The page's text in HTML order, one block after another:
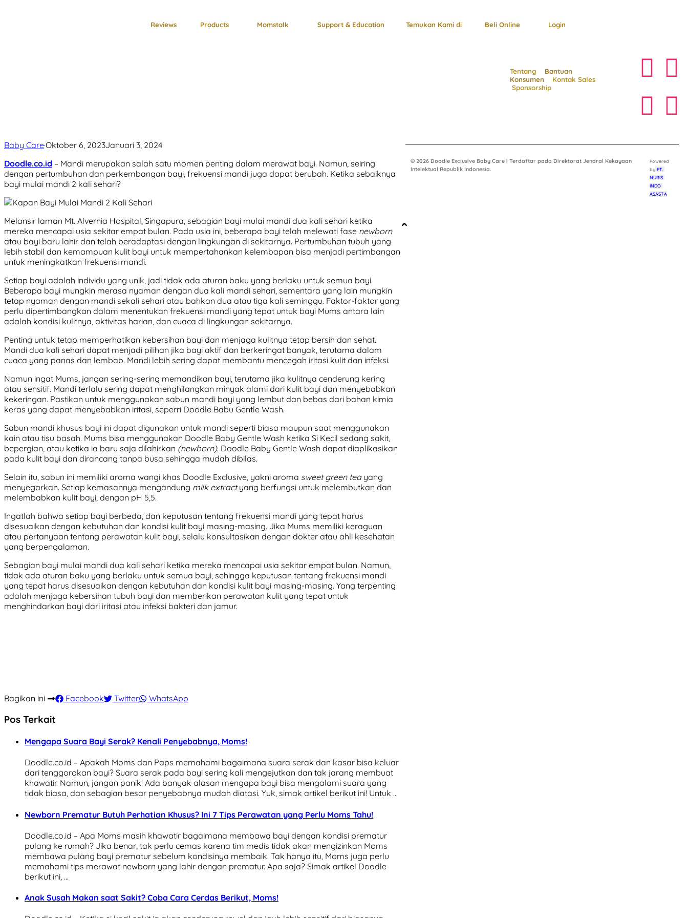
Reviews Products Momstalk Support & Education Temukan Kami di Beli Online Login
Baby Care·Oktober 6, 2023Januari 3, 2024
Doodle.co.id – Mandi merupakan salah satu momen penting dalam merawat bayi. Namun, seiring
dengan pertumbuhan dan perkembangan bayi, frekuensi mandi juga dapat berubah. Ketika sebaiknya
bayi mulai mandi 2 kali sehari?
Melansir laman Mt. Alvernia Hospital, Singapura, sebagian bayi mulai mandi dua kali sehari ketika
mereka mencapai usia sekitar empat bulan. Pada usia ini, beberapa bayi telah melewati fase newborn
atau bayi baru lahir dan telah beradaptasi dengan lingkungan di sekitarnya. Pertumbuhan tubuh yang
lebih stabil dan kemampuan kulit bayi untuk mempertahankan kelembapan bisa menjadi pertimbangan
untuk meningkatkan frekuensi mandi.
Setiap bayi adalah individu yang unik, jadi tidak ada aturan baku yang berlaku untuk semua bayi.
Beberapa bayi mungkin merasa nyaman dengan dua kali mandi sehari, sementara yang lain mungkin
tetap nyaman dengan mandi sekali sehari atau bahkan dua atau tiga kali seminggu. Faktor-faktor yang
perlu dipertimbangkan dalam menentukan frekuensi mandi yang tepat untuk bayi Mums antara lain
adalah kondisi kulitnya, aktivitas harian, dan cuaca di lingkungan sekitarnya.
Penting untuk tetap memperhatikan kebersihan bayi dan menjaga kulitnya tetap bersih dan sehat.
Mandi dua kali sehari dapat menjadi pilihan jika bayi aktif dan berkeringat banyak, terutama dalam
cuaca yang panas dan lembab. Mandi lebih sering dapat membantu mencegah iritasi kulit dan infeksi.
Namun ingat Mums, jangan sering-sering memandikan bayi, terutama jika kulitnya cenderung kering
atau sensitif. Mandi terlalu sering dapat menghilangkan minyak alami dari kulit bayi dan menyebabkan
kekeringan. Pastikan untuk menggunakan sabun mandi bayi yang lembut dan bebas dari bahan kimia
keras yang dapat menyebabkan iritasi, seperri Doodle Babu Gentle Wash.
Sabun mandi khusus bayi ini dapat digunakan untuk mandi seperti biasa maupun saat menggunakan
kain atau tisu basah. Mums bisa menggunakan Doodle Baby Gentle Wash ketika Si Kecil sedang sakit,
bepergian, atau ketika ia baru saja dilahirkan (newborn). Doodle Baby Gentle Wash dapat diaplikasikan
pada kulit bayi dan dirancang tanpa busa sehingga mudah dibilas.
Selain itu, sabun ini memiliki aroma wangi khas Doodle Exclusive, yakni aroma sweet green tea yang
menyegarkan. Setiap kemasannya mengandung milk extractyang berfungsi untuk melembutkan dan
melembabkan kulit bayi, dengan pH 5,5.
Ingatlah bahwa setiap bayi berbeda, dan keputusan tentang frekuensi mandi yang tepat harus
disesuaikan dengan kebutuhan dan kondisi kulit bayi masing-masing. Jika Mums memiliki keraguan
atau pertanyaan tentang perawatan kulit bayi, selalu konsultasikan dengan dokter atau ahli kesehatan
yang berpengalaman.
Sebagian bayi mulai mandi dua kali sehari ketika mereka mencapai usia sekitar empat bulan. Namun,
tidak ada aturan baku yang berlaku untuk semua bayi, sehingga keputusan tentang frekuensi mandi
yang tepat harus disesuaikan dengan kebutuhan dan kondisi kulit bayi masing-masing. Yang terpenting
adalah menjaga kebersihan tubuh bayi dan memberikan perawatan kulit yang tepat untuk
menghindarkan bayi dari iritasi atau infeksi bakteri dan jamur.
Bagikan ini Facebook Twitter WhatsApp
Pos Terkait
Mengapa Suara Bayi Serak? Kenali Penyebabnya, Moms!
Doodle.co.id – Apakah Moms dan Paps memahami bagaimana suara serak dan kasar bisa keluar
dari tenggorokan bayi? Suara serak pada bayi sering kali mengejutkan dan tak jarang membuat
khawatir. Namun, jangan panik! Ada banyak alasan mengapa bayi bisa mengalami suara yang
tidak biasa, dan sebagian besar penyebabnya mudah diatasi. Yuk, simak artikel berikut ini! Untuk …
Newborn Prematur Butuh Perhatian Khusus? Ini 7 Tips Perawatan yang Perlu Moms Tahu!
Doodle.co.id – Apa Moms masih khawatir bagaimana membawa bayi dengan kondisi prematur
pulang ke rumah? Jika benar, tak perlu cemas karena tim medis tidak akan mengizinkan Moms
membawa pulang bayi prematur sebelum kondisinya membaik. Tak hanya itu, Moms juga perlu
memahami tips merawat newborn yang lahir dengan prematur. Apa saja? Simak artikel Doodle
berikut ini, …
Anak Susah Makan saat Sakit? Coba Cara Cerdas Berikut, Moms!
Tentang
Bantuan
Konsumen
Kontak Sales
Sponsorship
© 2026 Doodle Exclusive Baby Care | Terdaftar pada Direktorat Jendral Kekayaan
Intelektual Republik Indonesia.
Powered
by PT.
NURIS
INDO
ASASTA